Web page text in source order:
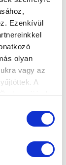
Ezenkívül
olyan
vagy az
A
hozzájárul a
!